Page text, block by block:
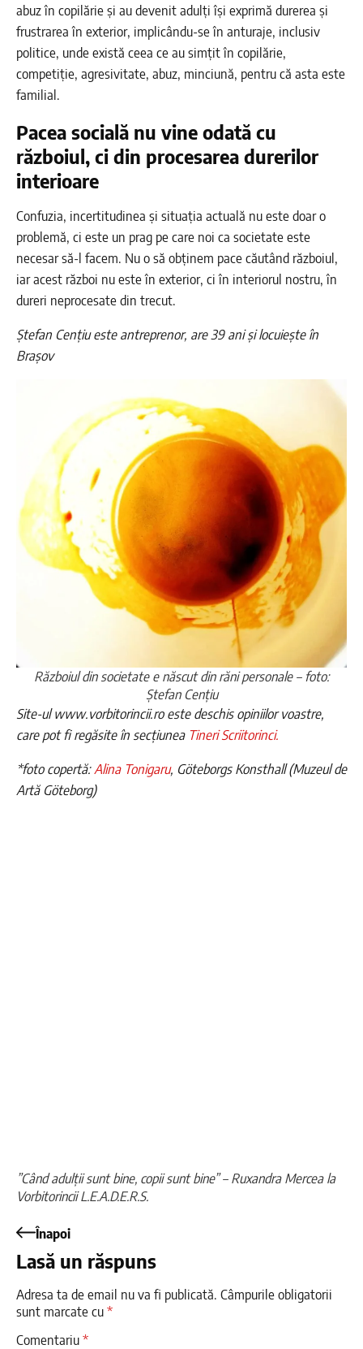
abuz în copilărie și au devenit adulți își exprimă durerea și
frustrarea în exterior, implicându-se în anturaje, inclusiv
politice, unde există ceea ce au simțit în copilărie,
competiție, agresivitate, abuz, minciună, pentru că asta este
familial.
Pacea socială nu vine odată cu
războiul, ci din procesarea durerilor
interioare
Confuzia, incertitudinea și situația actuală nu este doar o
problemă, ci este un prag pe care noi ca societate este
necesar să-l facem. Nu o să obținem pace căutând războiul,
iar acest război nu este în exterior, ci în interiorul nostru, în
dureri neprocesate din trecut.
Ștefan Cențiu este antreprenor, are 39 ani și locuiește în
Brașov
Războiul din societate e născut din răni personale – foto:
Ștefan Cențiu
Site-ul www.vorbitorincii.ro este deschis opiniilor voastre,
care pot fi regăsite în secțiunea Tineri Scriitorinci.
*foto copertă:Alina Tonigaru, Göteborgs Konsthall (Muzeul de
Artă Göteborg)
”Când adulții sunt bine, copii sunt bine” – Ruxandra Mercea la
Vorbitorincii L.E.A.D.E.R.S.
Înapoi
Lasă un răspuns
Adresa ta de email nu va fi publicată. Câmpurile obligatorii
sunt marcate cu*
Comentariu*